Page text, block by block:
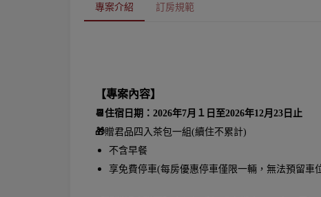
專案介紹
【專案內容】
📆住宿日期：2026年7月１日至2026年12月23日止
🎁贈君品四入茶包一組(續住不累計)
不含早餐
享免費停車(每房優惠停車僅限一輛，無法預留車
訂房規範